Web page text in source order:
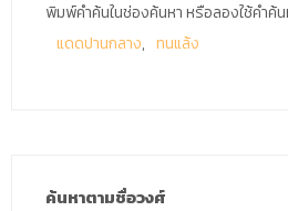
พิมพ์คำค้นในช่องค้นหา หรือลองใช้คำค้น
แดดปานกลาง
ทนแล้ง
ค้นหาตามชื่อวงศ์